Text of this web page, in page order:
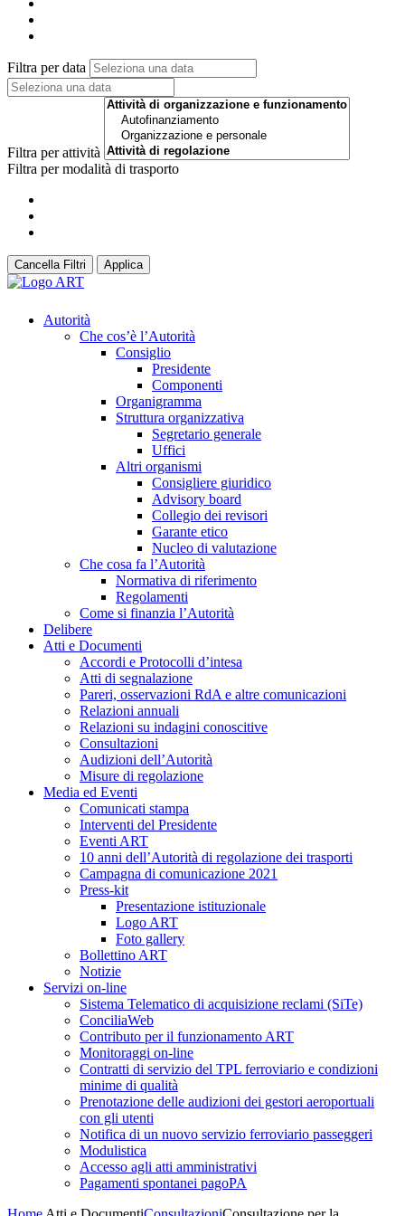
Filtra per data
Filtra per attività
Filtra per modalità di trasporto
Cancella Filtri Applica
Autorità
Che cos’è l’Autorità
Consiglio
Presidente
Componenti
Organigramma
Struttura organizzativa
Segretario generale
Uffici
Altri organismi
Consigliere giuridico
Advisory board
Collegio dei revisori
Garante etico
Nucleo di valutazione
Che cosa fa l’Autorità
Normativa di riferimento
Regolamenti
Come si finanzia l’Autorità
Delibere
Atti e Documenti
Accordi e Protocolli d’intesa
Atti di segnalazione
Pareri, osservazioni RdA e altre comunicazioni
Relazioni annuali
Relazioni su indagini conoscitive
Consultazioni
Audizioni dell’Autorità
Misure di regolazione
Media ed Eventi
Comunicati stampa
Interventi del Presidente
Eventi ART
10 anni dell’Autorità di regolazione dei trasporti
Campagna di comunicazione 2021
Press-kit
Presentazione istituzionale
Logo ART
Foto gallery
Bollettino ART
Notizie
Servizi on-line
Sistema Telematico di acquisizione reclami (SiTe)
ConciliaWeb
Contributo per il funzionamento ART
Monitoraggi on-line
Contratti di servizio del TPL ferroviario e condizioni
minime di qualità
Prenotazione delle audizioni dei gestori aeroportuali
con gli utenti
Notifica di un nuovo servizio ferroviario passeggeri
Modulistica
Accesso agli atti amministrativi
Pagamenti spontanei pagoPA